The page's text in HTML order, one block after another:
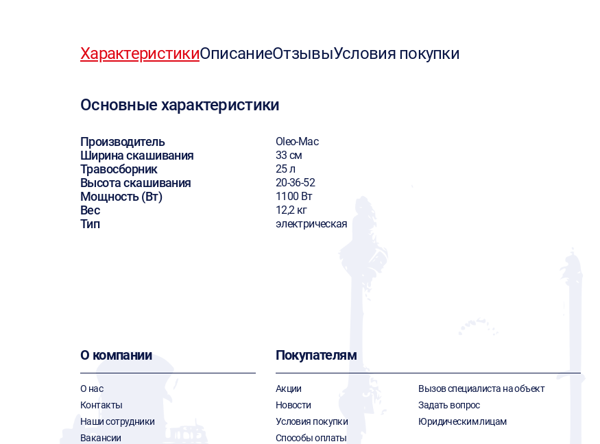
ХарактеристикиОписаниеОтзывыУсловия покупки
Основные характеристики
Производитель Oleo-Mac
Ширина скашивания 33 см
Травосборник 25 л
Высота скашивания 20-36-52
Мощность (Вт) 1100 Вт
Вес 12,2 кг
Тип электрическая
О компании
О нас
Контакты
Наши сотрудники
Вакансии
Покупателям
Акции
Новости
Условия покупки
Способы оплаты
Вызов специалиста на объект
Задать вопрос
Юридическим лицам